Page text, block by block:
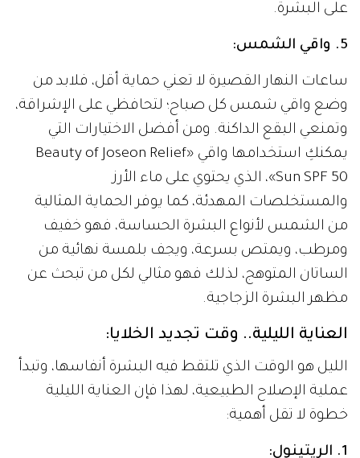
على البشرة.
5. واقي الشمس:
ساعات النهار القصيرة لا تعني حماية أقل، فلابد من
وضع واقي شمس كل صباح؛ لتحافظي على الإشراقة،
وتمنعي البقع الداكنة. ومن أفضل الاختيارات التي
يمكنكِ استخدامها واقي «Beauty of Joseon Relief
Sun SPF 50»، الذي يحتوي على ماء الأرز
والمستخلصات المهدئة، كما يوفر الحماية المثالية
من الشمس لأنواع البشرة الحساسة، فهو خفيف
ومرطب، ويمتص بسرعة، ويجف بلمسة نهائية من
الساتان المتوهج، لذلك فهو مثالي لكل من تبحث عن
مظهر البشرة الزجاجية.
العناية الليلية.. وقت تجديد الخلايا:
الليل هو الوقت الذي تلتقط فيه البشرة أنفاسها، وتبدأ
عملية الإصلاح الطبيعية، لهذا فإن العناية الليلية
خطوة لا تقل أهمية:
1. الريتينول: